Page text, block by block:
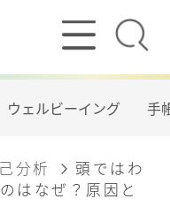
ウェルビーイング 手
分析
頭ではわ
はなぜ？原因と